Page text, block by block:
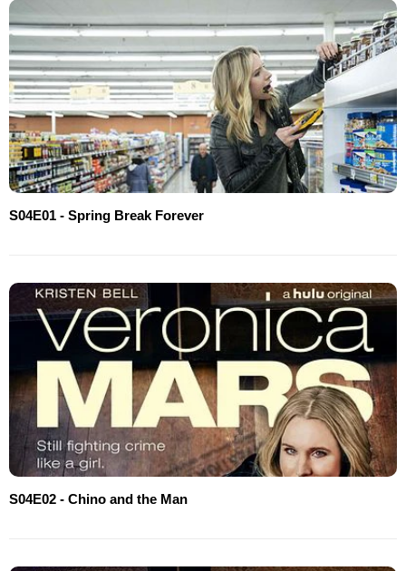
S04E01 - Spring Break Forever
S04E02 - Chino and the Man